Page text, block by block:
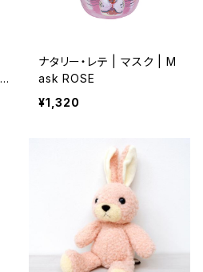
ナタリー・レテ | マスク | M
ask ROSE
¥1,320